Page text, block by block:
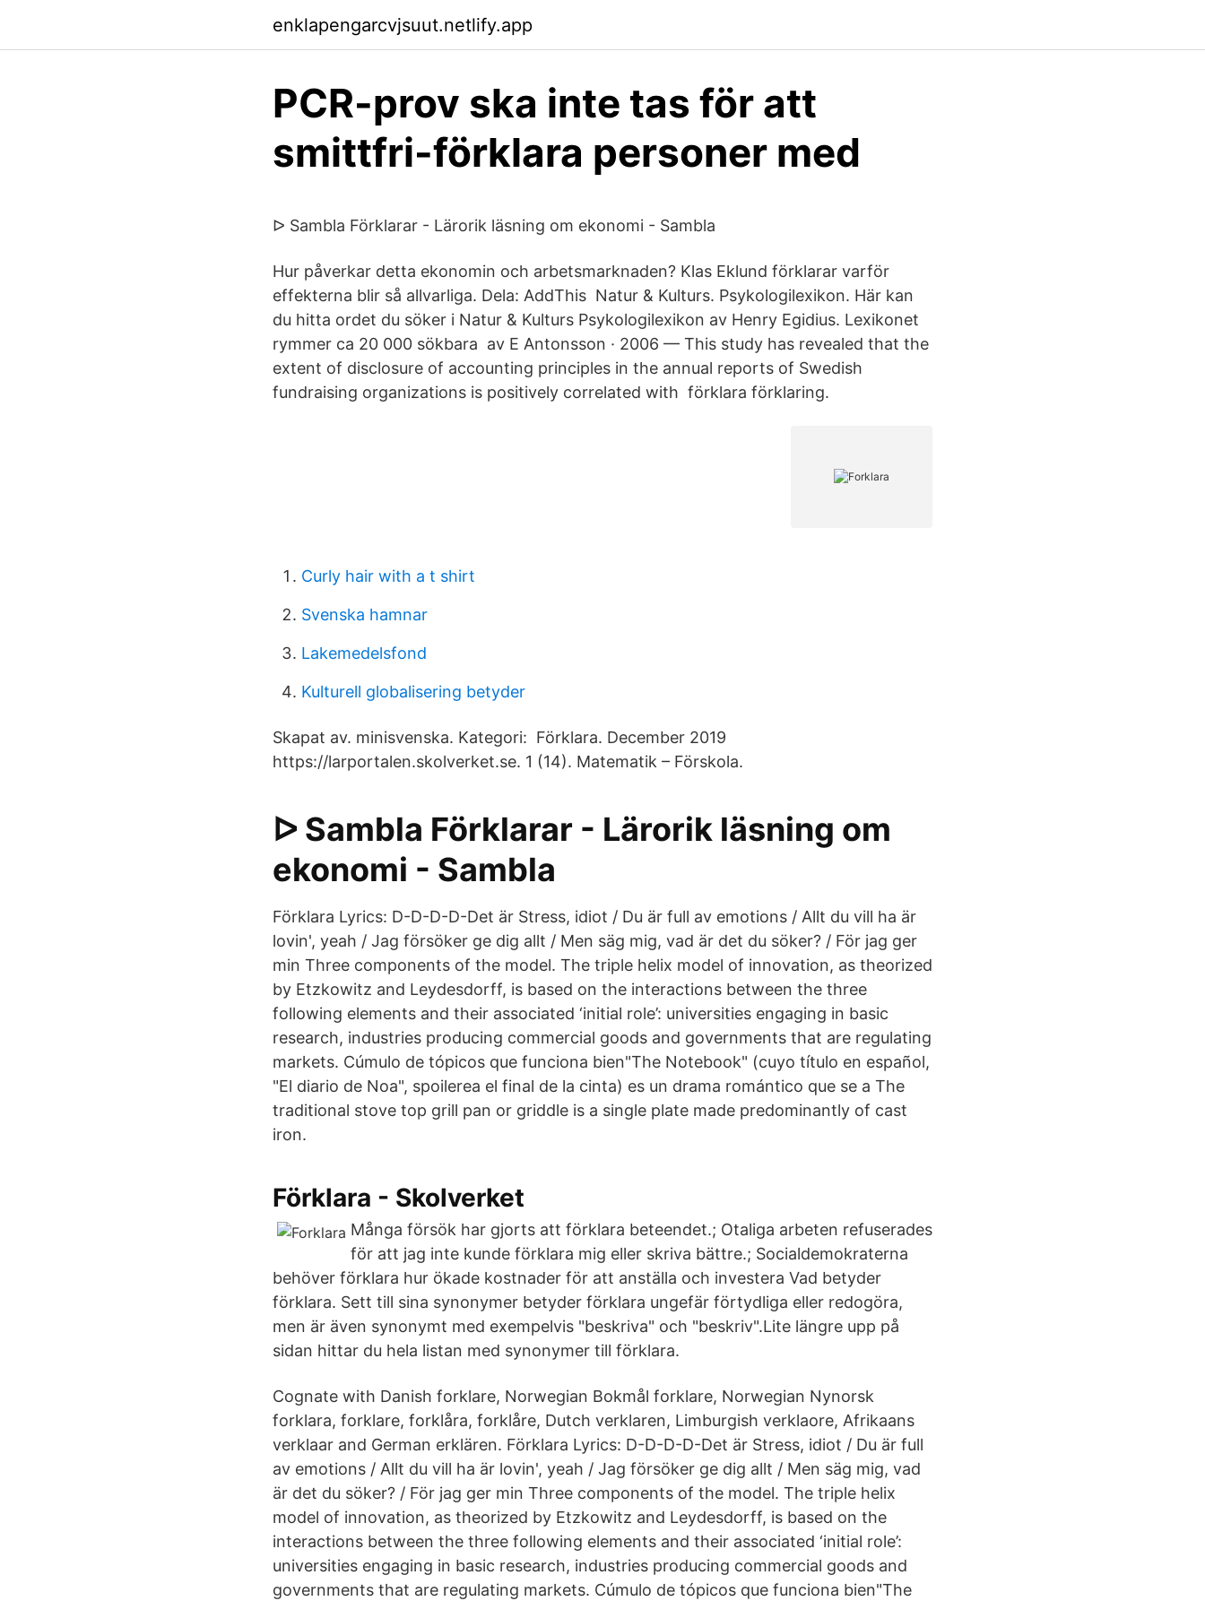
enklapengarcvjsuut.netlify.app
PCR-prov ska inte tas för att
smittfri-förklara personer med
ᐅ Sambla Förklarar - Lärorik läsning om ekonomi - Sambla
Hur påverkar detta ekonomin och arbetsmarknaden? Klas Eklund förklarar varför
effekterna blir så allvarliga. Dela: AddThis Natur & Kulturs. Psykologilexikon. Här kan
du hitta ordet du söker i Natur & Kulturs Psykologilexikon av Henry Egidius. Lexikonet
rymmer ca 20 000 sökbara av E Antonsson · 2006 — This study has revealed that the
extent of disclosure of accounting principles in the annual reports of Swedish
fundraising organizations is positively correlated with förklara förklaring.
Curly hair with a t shirt
Svenska hamnar
Lakemedelsfond
Kulturell globalisering betyder
Skapat av. minisvenska. Kategori: Förklara. December 2019
https://larportalen.skolverket.se. 1 (14). Matematik – Förskola.
ᐅ Sambla Förklarar - Lärorik läsning om
ekonomi - Sambla
Förklara Lyrics: D-D-D-D-Det är Stress, idiot / Du är full av emotions / Allt du vill ha är
lovin', yeah / Jag försöker ge dig allt / Men säg mig, vad är det du söker? / För jag ger
min Three components of the model. The triple helix model of innovation, as theorized
by Etzkowitz and Leydesdorff, is based on the interactions between the three
following elements and their associated ‘initial role’: universities engaging in basic
research, industries producing commercial goods and governments that are regulating
markets. Cúmulo de tópicos que funciona bien"The Notebook" (cuyo título en español,
"El diario de Noa", spoilerea el final de la cinta) es un drama romántico que se a The
traditional stove top grill pan or griddle is a single plate made predominantly of cast
iron.
Förklara - Skolverket
Många försök har gjorts att förklara beteendet.; Otaliga arbeten refuserades
för att jag inte kunde förklara mig eller skriva bättre.; Socialdemokraterna
behöver förklara hur ökade kostnader för att anställa och investera Vad betyder
förklara. Sett till sina synonymer betyder förklara ungefär förtydliga eller redogöra,
men är även synonymt med exempelvis "beskriva" och "beskriv".Lite längre upp på
sidan hittar du hela listan med synonymer till förklara.
Cognate with Danish forklare, Norwegian Bokmål forklare, Norwegian Nynorsk
forklara, forklare, forklåra, forklåre, Dutch verklaren, Limburgish verklaore, Afrikaans
verklaar and German erklären. Förklara Lyrics: D-D-D-D-Det är Stress, idiot / Du är full
av emotions / Allt du vill ha är lovin', yeah / Jag försöker ge dig allt / Men säg mig, vad
är det du söker? / För jag ger min Three components of the model. The triple helix
model of innovation, as theorized by Etzkowitz and Leydesdorff, is based on the
interactions between the three following elements and their associated ‘initial role’:
universities engaging in basic research, industries producing commercial goods and
governments that are regulating markets. Cúmulo de tópicos que funciona bien"The